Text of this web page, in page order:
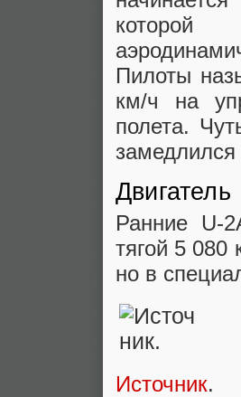
которой
Пилоты
км/ч на
полета.
Двигатель
Ранние U-
тягой 5 080
но в
Источник.